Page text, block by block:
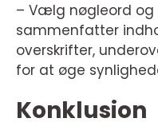
– Vælg nøgleord
sammenfatter
overskrifter,
for at øge
Konklusion